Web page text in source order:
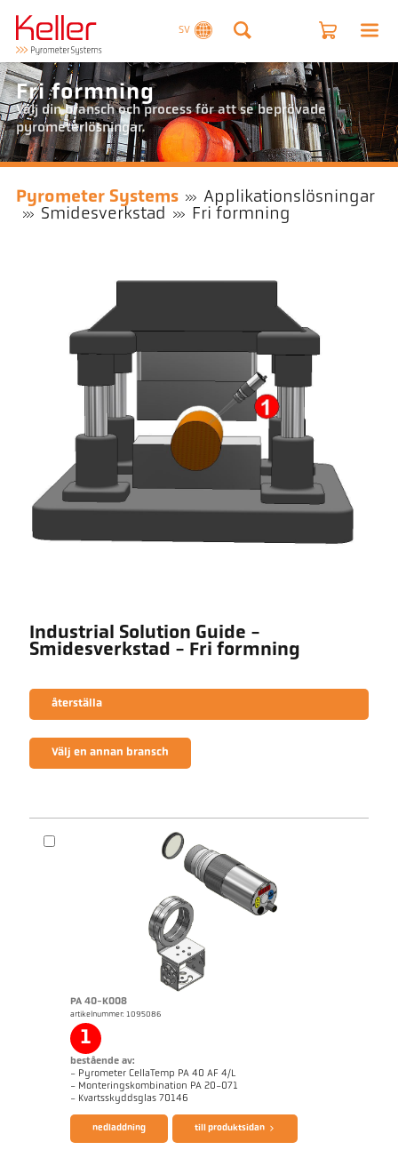
SV
Fri formning
Välj din bransch och process för att se beprövade
pyrometerlösningar.
Pyrometer Systems
Applikationslösningar
Smidesverkstad
Fri formning
Industrial Solution Guide -
Smidesverkstad - Fri formning
återställa
Välj en annan bransch
PA 40-K008
artikelnummer: 1095086
1
bestående av:
- Pyrometer CellaTemp PA 40 AF 4/L
- Monteringskombination PA 20-071
- Kvartsskyddsglas 70146
nedladdning till produktsidan